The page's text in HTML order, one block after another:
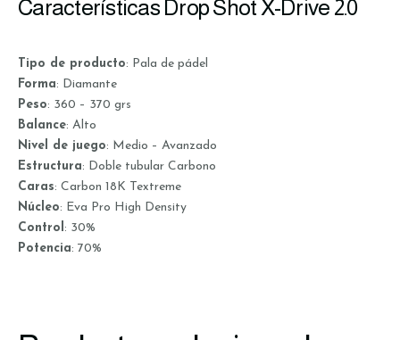
Características Drop Shot X-Drive 2.0
Tipo de producto: Pala de pádel
Forma: Diamante
Peso: 360 – 370 grs
Balance: Alto
Nivel de juego: Medio – Avanzado
Estructura: Doble tubular Carbono
Caras: Carbon 18K Textreme
Núcleo: Eva Pro High Density
Control : 30%
Potencia: 70%